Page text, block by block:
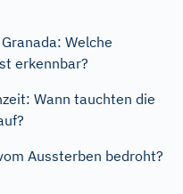
Welche
erkennbar?
Wann tauchten die
Aussterben bedroht?